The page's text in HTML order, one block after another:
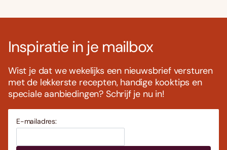
Inspiratie in je mailbox
Wist je dat we wekelijks een nieuwsbrief versturen
met de lekkerste recepten, handige kooktips en
speciale aanbiedingen? Schrijf je nu in!
E-mailadres: